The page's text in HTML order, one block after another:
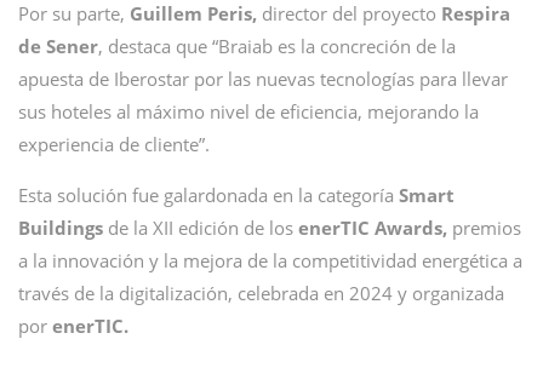
Por su parte, Guillem Peris, director del proyecto Respira
de Sener, destaca que “Braiab es la concreción de la
apuesta de Iberostar por las nuevas tecnologías para llevar
sus hoteles al máximo nivel de eficiencia, mejorando la
experiencia de cliente”.
Esta solución fue galardonada en la categoría Smart
Buildings de la XII edición de los enerTIC Awards, premios
a la innovación y la mejora de la competitividad energética a
través de la digitalización, celebrada en 2024 y organizada
por enerTIC.